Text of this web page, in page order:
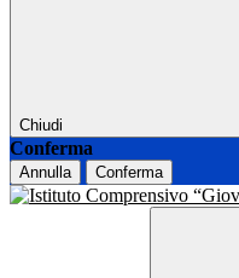
Chiudi
Conferma
Annulla Conferma